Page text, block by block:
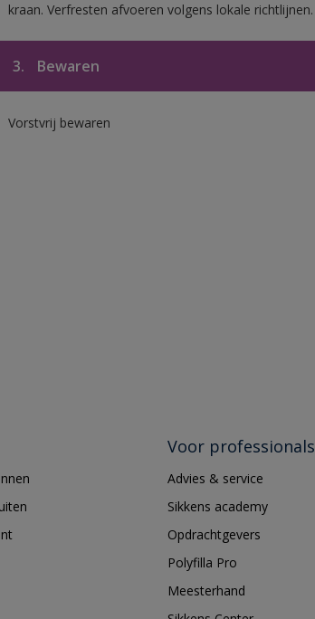
kraan. Verfresten afvoeren volgens lokale richtlijnen.
3. Bewaren
Vorstvrij bewaren
Voor professionals
Advies & service
Sikkens academy
Opdrachtgevers
Polyfilla Pro
Meesterhand